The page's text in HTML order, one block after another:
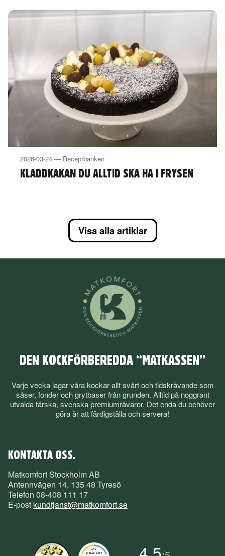
2026-03-24 — Receptbanken
KLADDKAKAN DU ALLTID SKA HA I FRYSEN
Visa alla artiklar
DEN KOCKFÖRBEREDDA “MATKASSEN”
Varje vecka lagar våra kockar allt svårt och tidskrävande som
såser, fonder och grytbaser från grunden. Alltid på noggrant
utvalda färska, svenska premiumråvaror. Det enda du behöver
göra är att färdigställa och servera!
KONTAKTA OSS.
Matkomfort Stockholm AB
Antennvägen 14, 135 48 Tyresö
Telefon 08-408 111 17
E-post kundtjanst@matkomfort.se